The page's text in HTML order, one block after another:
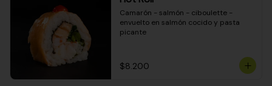
Camarón - salmón - ciboulette -
envuelto en salmón cocido y pasta
picante
$8.200